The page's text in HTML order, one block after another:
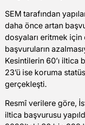
SEM tarafından
daha önce artan
dosyaları eritmek
başvuruların
Kesintilerin 60’ı iltica
23’ü ise koruma
gerçekleşti.
Resmî verilere göre,
iltica başvurusu